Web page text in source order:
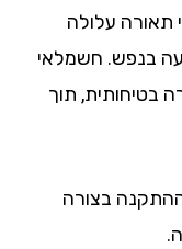
עלולה
חשמלאי
תוך
בצורה